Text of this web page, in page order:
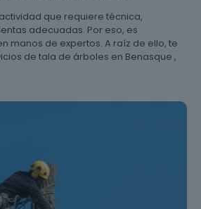
que requiere técnica,
adecuadas. Por eso, es
manos de expertos. A raíz de ello, te
de tala de árboles en Benasque ,